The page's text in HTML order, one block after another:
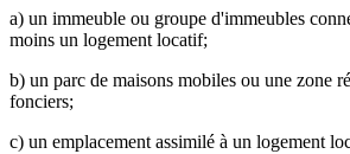
a) un immeuble ou groupe d'immeubles
moins un logement locatif;
b) un parc de maisons mobiles ou une zone
fonciers;
c) un emplacement assimilé à un logement